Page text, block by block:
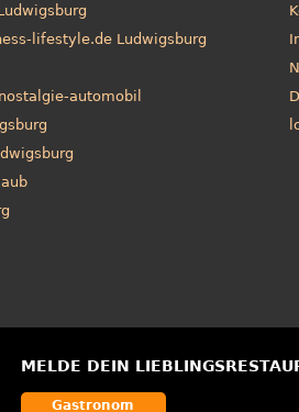
lifestyle.de Ludwigsburg
automobil
MELDE DEIN
Gastronom